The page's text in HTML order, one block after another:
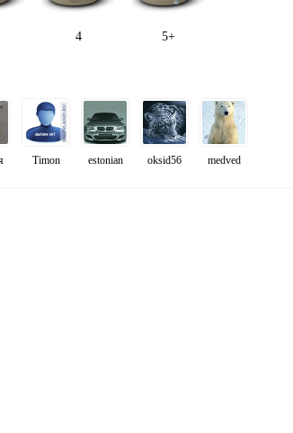
4 5+
Timon estonian oksid56 medved